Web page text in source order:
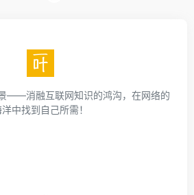
——消融互联网知识的鸿沟，在网络的
洋中找到自己所需！